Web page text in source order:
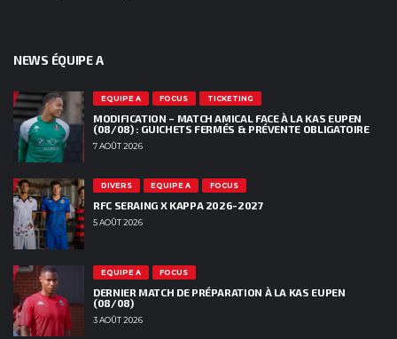
NEWS ÉQUIPE A
EQUIPE A FOCUS TICKETING
MODIFICATION – MATCH AMICAL FACE À LA KAS EUPEN
(08/08) : GUICHETS FERMÉS & PRÉVENTE OBLIGATOIRE
7 AOÛT 2026
DIVERS EQUIPE A FOCUS
RFC SERAING X KAPPA 2026-2027
5 AOÛT 2026
EQUIPE A FOCUS
DERNIER MATCH DE PRÉPARATION À LA KAS EUPEN
(08/08)
3 AOÛT 2026